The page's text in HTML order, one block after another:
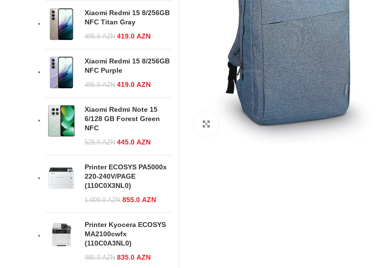
Click to enlarge
1,175.0 AZN.999.0 AZN.
Xiaomi Redmi 15 8/256GB
NFC Titan Gray
495.0AZN Original price was:
419.0 AZN
419.0 AZN.
Xiaomi Redmi 15 8/256GB
NFC Purple
495.0AZN Original price was:
419.0 AZN
419.0 AZN.
Xiaomi Redmi Note 15
6/128 GB Forest Green
NFC
525.0AZN Original price was:
445.0 AZN
445.0 AZN.
Printer ECOSYS PA5000x
220-240V/PAGE
(110C0X3NL0)
1,009.0AZN Original price
1,009.0 AZN.
855.0 AZN
855.0 AZN.
Printer Kyocera ECOSYS
MA2100cwfx
(110C0A3NL0)
985.0AZN Original price was:
835.0 AZN